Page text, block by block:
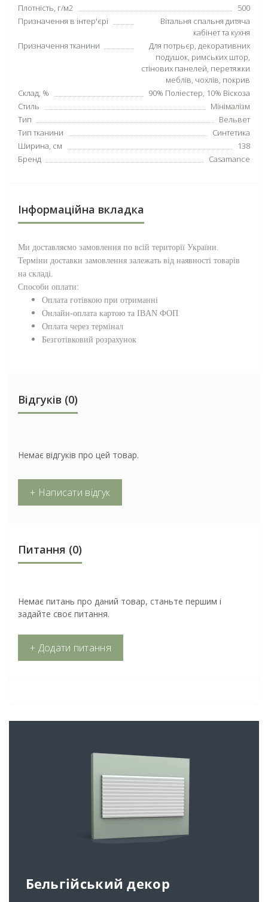
Плотність, г/м2
500
Призначення в інтер'єрі
Вітальня спальня дитяча
кабінет та кухня
Призначення тканини
Для потрьєр, декоративних
подушок, римських штор,
стінових панелей, перетяжки
меблів, чохлів, покрив
Склад, %
90% Поліестер, 10% Віскоза
Стиль
Мінімалізм
Тип
Вельвет
Тип тканини
Синтетика
Ширина, см
138
Бренд
Casamance
Інформаційна вкладка
Ми доставляємо замовлення по всій території України.
Терміни доставки замовлення залежать від наявності товарів
на складі.
Способи оплати:
Оплата готівкою при отриманні
Онлайн-оплата картою та IBAN ФОП
Оплата через термінал
Безготівковий розрахунок
Відгуків (0)
Немає відгуків про цей товар.
+ Написати відгук
Питання (0)
Немає питань про даний товар, станьте першим і
задайте своє питання.
+ Додати питання
Бельгійський декор